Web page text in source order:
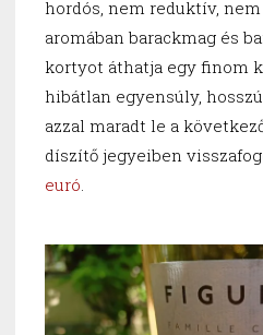
hordós, nem reduktív,
aromában barackmag és
kortyot áthatja egy finom
hibátlan egyensúly,
azzal maradt le a
díszítő jegyeiben
euró.